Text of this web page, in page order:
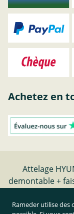
Achetez en
Attelage
demontable +
Rameder utilise des